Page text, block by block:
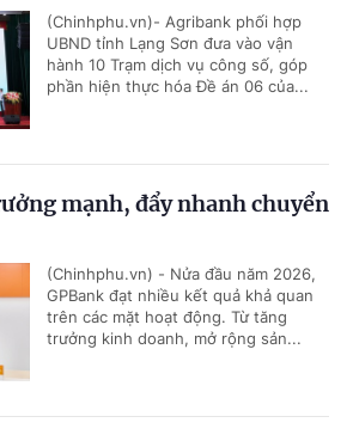
(Chinhphu.vn)- Agribank phối hợp
UBND tỉnh Lạng Sơn đưa vào vận
hành 10 Trạm dịch vụ công số, góp
phần hiện thực hóa Đề án 06 của...
mạnh, đẩy nhanh chuyển
(Chinhphu.vn) - Nửa đầu năm 2026,
GPBank đạt nhiều kết quả khả quan
trên các mặt hoạt động. Từ tăng
trưởng kinh doanh, mở rộng sản...